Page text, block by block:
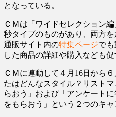
となっている。
ＣＭは「ワイドセレクション
秒タイプのものがあり、両方
通販サイト内の特集ページでも
した商品の詳細や購入なども促
ＣＭに連動して４月16日から
たはどんなスタイル？リスト
らおう」および「アンケート
をもらおう」という２つのキャ